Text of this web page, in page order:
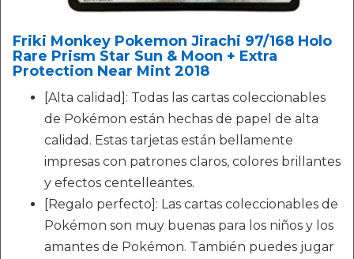
Friki Monkey Pokemon Jirachi 97/168 Holo
Rare Prism Star Sun & Moon + Extra
Protection Near Mint 2018
[Alta calidad]: Todas las cartas coleccionables
de Pokémon están hechas de papel de alta
calidad. Estas tarjetas están bellamente
impresas con patrones claros, colores brillantes
y efectos centelleantes.
[Regalo perfecto]: Las cartas coleccionables de
Pokémon son muy buenas para los niños y los
amantes de Pokémon. También puedes jugar